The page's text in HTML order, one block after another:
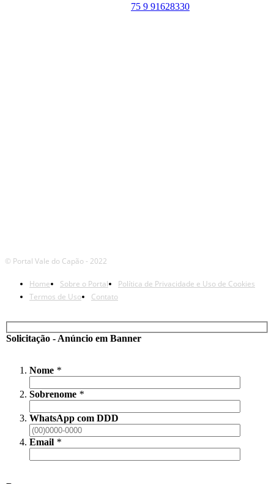
75 9 91628330
© Portal Vale do Capão - 2022
Home Sobre o Portal
Política de Privacidade e Uso de Cookies
Termos de Uso
Contato
Solicitação - Anúncio em Banner
Nome *
Sobrenome *
WhatsApp com DDD
Email *